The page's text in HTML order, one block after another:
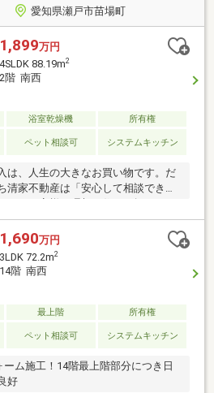
愛知県瀬戸市苗場町
1,899万円
4SLDK 88.19m2
2階 南西
浴室乾燥機
所有権
ペット相談可 システムキッチン
は、人生の大きなお買い物です。だ
清家不動産は「安心して相談できる
たします。地域に密着した豊富な知
、物件選びだけでなく、住宅ローン
ど、お客様に役立つ情報もわかりや
。どんな小さなことでもお気軽にご
想の住まいへの第一歩を、一緒に進
1,690万円
3LDK 72.2m2
14階 南西
最上階
所有権
ペット相談可 システムキッチン
ーム施工！14階最上階部分につき日
好